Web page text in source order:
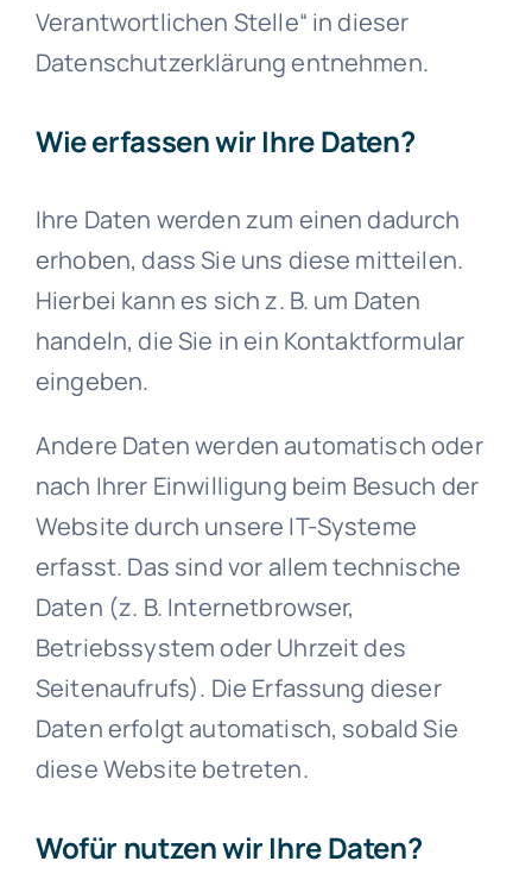
Verantwortlichen Stelle“ in dieser
Datenschutzerklärung entnehmen.
Wie erfassen wir Ihre Daten?
Ihre Daten werden zum einen dadurch
erhoben, dass Sie uns diese mitteilen.
Hierbei kann es sich z. B. um Daten
handeln, die Sie in ein Kontaktformular
eingeben.
Andere Daten werden automatisch oder
nach Ihrer Einwilligung beim Besuch der
Website durch unsere IT-Systeme
erfasst. Das sind vor allem technische
Daten (z. B. Internetbrowser,
Betriebssystem oder Uhrzeit des
Seitenaufrufs). Die Erfassung dieser
Daten erfolgt automatisch, sobald Sie
diese Website betreten.
Wofür nutzen wir Ihre Daten?